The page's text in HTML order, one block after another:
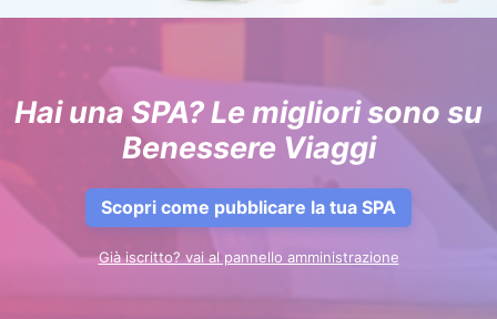
Hai una SPA? Le migliori sono su
Benessere Viaggi
Scopri come pubblicare la tua SPA
Già iscritto? vai al pannello amministrazione